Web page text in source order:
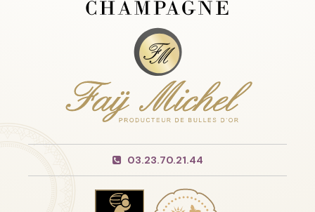
03.23.70.21.44